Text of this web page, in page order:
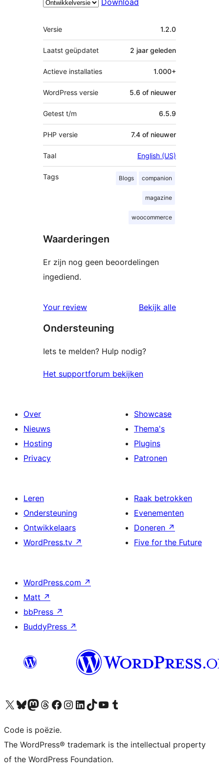
Meta
Versie 1.2.0
Laatst geüpdatet 2 jaar geleden
Actieve installaties 1.000+
WordPress versie 5.6 of nieuwer
Getest t/m 6.5.9
PHP versie 7.4 of nieuwer
Taal English (US)
Tags Blogs companion
magazine
woocommerce
Waarderingen
Er zijn nog geen beoordelingen
ingediend.
Your review Bekijk alle
Ondersteuning
Iets te melden? Hulp nodig?
Het supportforum bekijken
Over
Nieuws
Hosting
Privacy
Showcase
Thema's
Plugins
Patronen
Leren
Ondersteuning
Ontwikkelaars
WordPress.tv ↗
Raak betrokken
Evenementen
Doneren ↗
Five for the Future
WordPress.com ↗
Matt ↗
bbPress ↗
BuddyPress ↗
Bezoek ons X (voorheen Twitter) account
Bezoek ons Bluesky account
Bezoek ons Mastodon account
Bezoek ons Threads account
Onze Facebook pagina bezoeken
Bezoek ons Instagram account
Bezoek ons LinkedIn account
Bezoek ons TikTok account
Bezoek ons YouTube kanaalBezoek ons Tumblr account
Code is poëzie.
The WordPress® trademark is the intellectual property
of the WordPress Foundation.